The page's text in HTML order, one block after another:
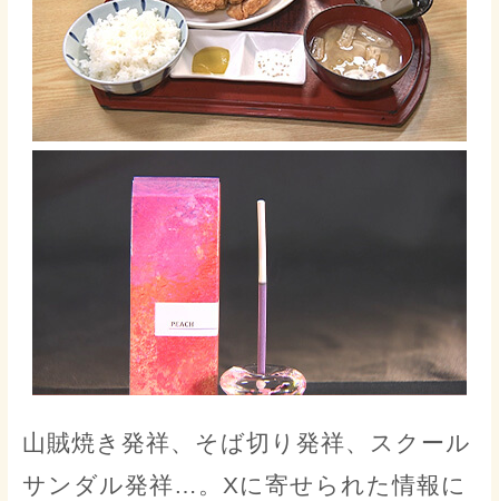
山賊焼き発祥、そば切り発祥、スクール
サンダル発祥…。Xに寄せられた情報に